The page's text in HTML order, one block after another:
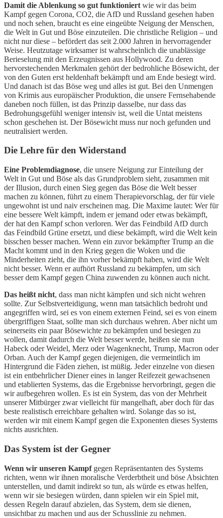
Damit die Ablenkung so gut funktioniert wie wir das beim
Kampf gegen Corona, CO2, die AfD und Russland gesehen haben
und noch sehen, braucht es eine eingeübte Neigung der Menschen,
die Welt in Gut und Böse einzuteilen. Die christliche Religion – und
nicht nur diese – befördert das seit 2.000 Jahren in hervorragender
Weise. Heutzutage wirksamer ist wahrscheinlich die unablässige
Berieselung mit den Erzeugnissen aus Hollywood. Zu deren
hervorstechenden Merkmalen gehört der bedrohliche Bösewicht, der
von den Guten erst heldenhaft bekämpft und am Ende besiegt wird.
Und danach ist das Böse weg und alles ist gut. Bei den Unmengen
von Krimis aus europäischer Produktion, die unsere Fernsehabende
daneben noch füllen, ist das Prinzip dasselbe, nur dass das
Bedrohungsgefühl weniger intensiv ist, weil die Untat meistens
schon geschehen ist. Der Bösewicht muss nur noch gefunden und
neutralisiert werden.
Die Lehre für den Widerstand
Eine Problemdiagnose, die unsere Neigung zur Einteilung der
Welt in Gut und Böse als das Grundproblem sieht, zusammen mit
der Illusion, durch einen Sieg gegen das Böse die Welt besser
machen zu können, führt zu einem Therapievorschlag, der für viele
ungewohnt ist und naiv erscheinen mag. Die Maxime lautet: Wer für
eine bessere Welt kämpft, indem er jemand oder etwas bekämpft,
der hat den Kampf schon verloren. Wer das Feindbild AfD durch
das Feindbild Grüne ersetzt, und diese bekämpft, wird die Welt kein
bisschen besser machen. Wenn ein zuvor bekämpfter Trump an die
Macht kommt und in den Krieg gegen die Woken und die
Minderheiten zieht, die ihn vorher bekämpft haben, wird die Welt
nicht besser. Wenn er aufhört Russland zu bekämpfen, um sich
besser dem Kampf gegen China zuwenden zu können auch nicht.
Das heißt nicht, dass man nicht kämpfen und sich nicht wehren
sollte. Zur Selbstverteidigung, wenn man tatsächlich bedroht und
angegriffen wird, sei es von einem externen Feind, sei es von einem
übergriffigen Staat, sollte man sich durchaus wehren. Aber nicht um
seinerseits ein paar Bösewichte zu bekämpfen und besiegen zu
wollen, damit dadurch die Welt besser werde, heißen sie nun
Habeck oder Weidel, Merz oder Wagenknecht, Trump, Macron oder
Orban. Auch der Kampf gegen diejenigen, die vermeintlich im
Hintergrund die Fäden ziehen, ist müßig. Jeder einzelne von diesen
ist ein entbehrlicher Diener eines in langer Reifezeit gewachsenen
und etablierten Systems, das die Ergebnisse hervorbringt, gegen die
wir aufbegehren wollen. Es ist ein System, das von der Mehrheit
unserer Mitbürger zwar vielleicht für mangelhaft, aber doch für das
beste realistisch erreichbare gehalten wird. Solange das so ist,
werden wir mit einem Kampf gegen die Exponenten dieses Systems
nichts ausrichten.
Das System ist der Gegner
Wenn wir unseren Kampfgegen Repräsentanten des Systems
richten, wenn wir ihnen moralische Verderbtheit und böse Absichten
unterstellen, und damit indirekt so tun, als würde es etwas helfen,
wenn wir sie besiegen würden, dann spielen wir ein Spiel mit,
dessen Regeln darauf abzielen, das System, dem sie dienen,
unsichtbar zu machen und aus der Schusslinie zu nehmen.